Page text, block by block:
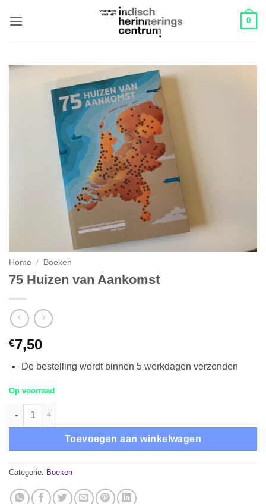
0
Home / Boeken
75 Huizen van Aankomst
€7,50
De bestelling wordt binnen 5 werkdagen verzonden
Op voorraad
75 Huizen van Aankomst hoeveelheid
Toevoegen aan winkelwagen
Categorie: Boeken